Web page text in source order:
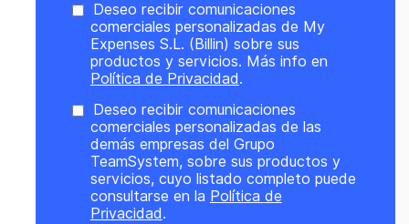
Deseo recibir comunicaciones
comerciales personalizadas de My
Expenses S.L. (Billin) sobre sus
productos y servicios. Más info en
Política de Privacidad.
Deseo recibir comunicaciones
comerciales personalizadas de las
demás empresas del Grupo
TeamSystem, sobre sus productos y
servicios, cuyo listado completo puede
consultarse en la Política de
Privacidad.